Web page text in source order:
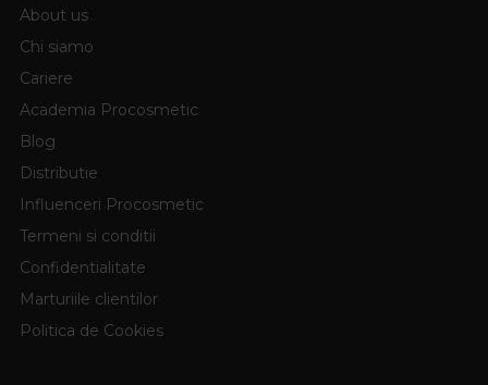
About us
Chi siamo
Cariere
Academia Procosmetic
Blog
Distributie
Influenceri Procosmetic
Termeni si conditii
Confidentialitate
Marturiile clientilor
Politica de Cookies